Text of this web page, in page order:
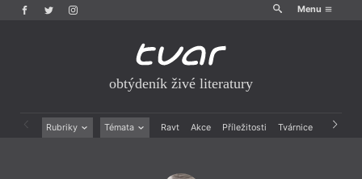
Menu
obtýdeník živé literatury
Rubriky Témata Ravt Akce Příležitosti Tvárnice Archiv